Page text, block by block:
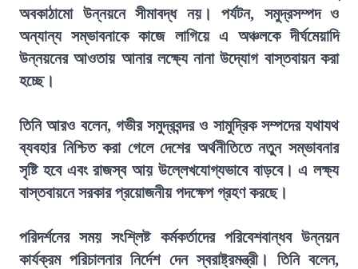
অবকাঠামো উন্নয়নে সীমাবদ্ধ নয়। পর্যটন, সমুদ্রসম্পদ ও
অন্যান্য সম্ভাবনাকে কাজে লাগিয়ে এ অঞ্চলকে দীর্ঘমেয়াদি
উন্নয়নের আওতায় আনার লক্ষ্যে নানা উদ্যোগ বাস্তবায়ন করা
হচ্ছে।
তিনি আরও বলেন, গভীর সমুদ্রবন্দর ও সামুদ্রিক সম্পদের যথাযথ
ব্যবহার নিশ্চিত করা গেলে দেশের অর্থনীতিতে নতুন সম্ভাবনার
সৃষ্টি হবে এবং রাজস্ব আয় উল্লেখযোগ্যভাবে বাড়বে। এ লক্ষ্য
বাস্তবায়নে সরকার প্রয়োজনীয় পদক্ষেপ গ্রহণ করছে।
পরিদর্শনের সময় সংশ্লিষ্ট কর্মকর্তাদের পরিবেশবান্ধব উন্নয়ন
কার্যক্রম পরিচালনার নির্দেশ দেন স্বরাষ্ট্রমন্ত্রী। তিনি বলেন,